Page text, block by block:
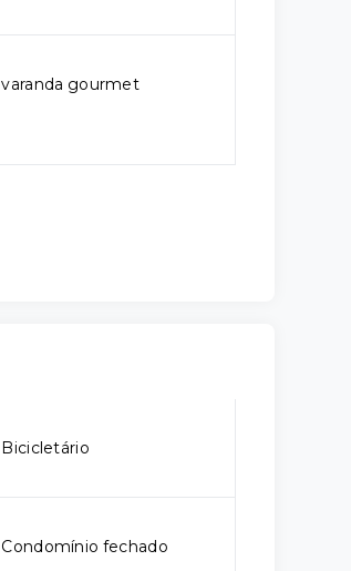
varanda gourmet
Bicicletário
Condomínio fechado